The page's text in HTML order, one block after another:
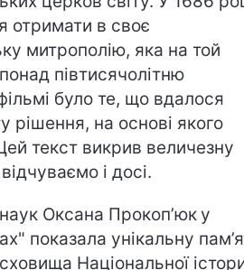
отримати в своє
митрополію, яка на той
півтисячолітню
було те, що вдалося
рішення, на основі якого
текст викрив величезну
і досі.
Оксана Прокоп’юк у
показала унікальну
Національної